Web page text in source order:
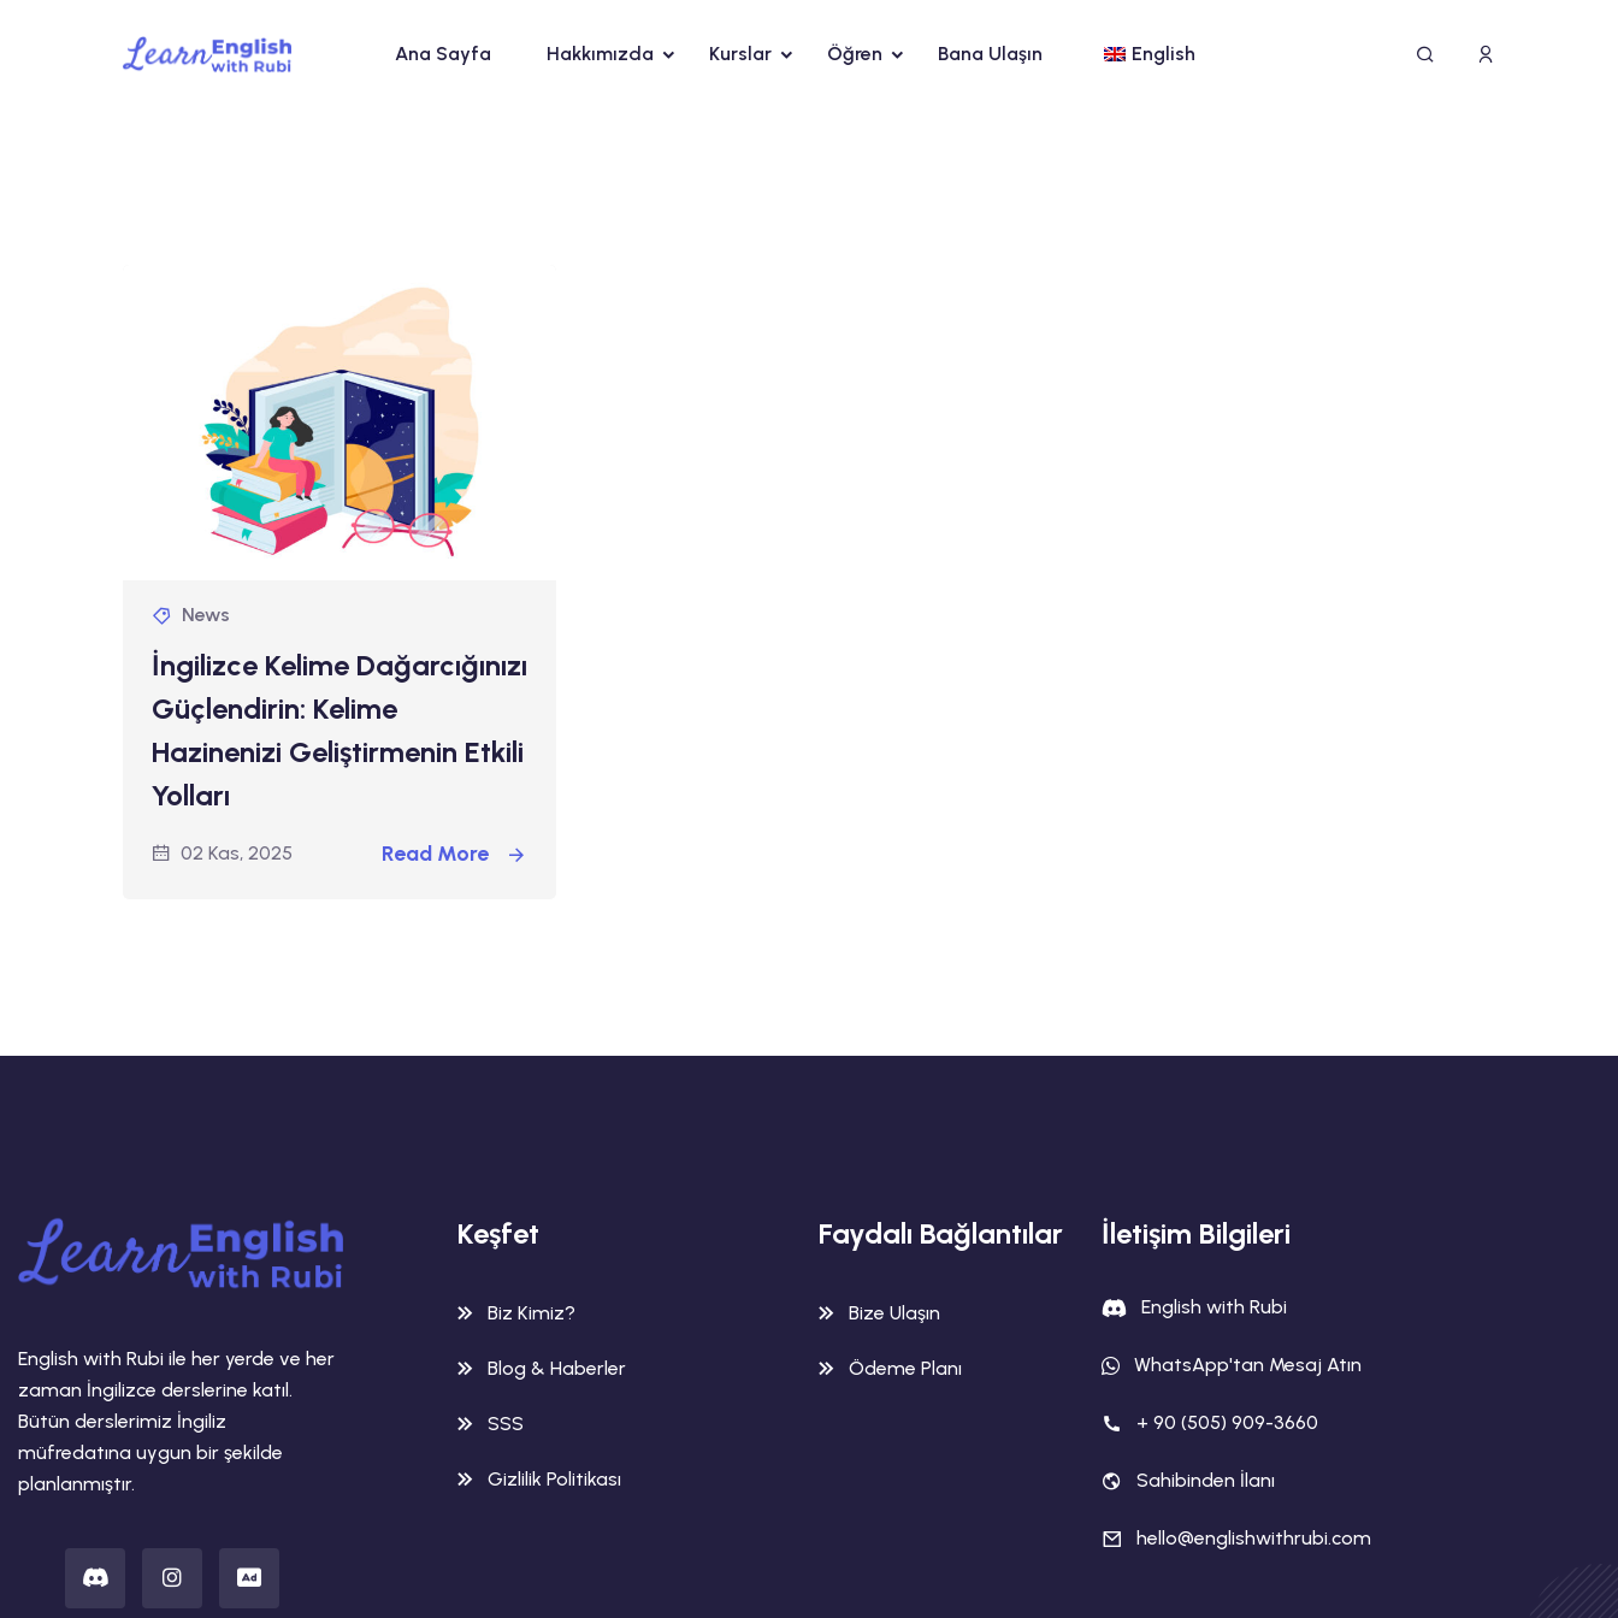
Ana Sayfa Hakkımızda Kurslar Öğren Bana Ulaşın English
News
İngilizce Kelime Dağarcığınızı
Güçlendirin: Kelime
Hazinenizi Geliştirmenin Etkili
Yolları
02 Kas, 2025 Read More
English with Rubi ile her yerde ve her
zaman İngilizce derslerine katıl.
Bütün derslerimiz İngiliz
müfredatına uygun bir şekilde
planlanmıştır.
Keşfet
Biz Kimiz?
Blog & Haberler
SSS
Gizlilik Politikası
Faydalı Bağlantılar
Bize Ulaşın
Ödeme Planı
İletişim Bilgileri
English with Rubi
WhatsApp'tan Mesaj Atın
+ 90 (505) 909-3660
Sahibinden İlanı
hello@englishwithrubi.com